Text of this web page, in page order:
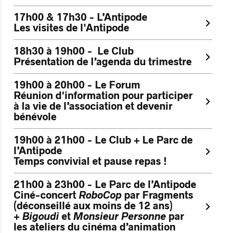
17h00 & 17h30 - L’Antipode
Les visites de l'Antipode
18h30 à 19h00 - Le Club
Présentation de l’agenda du trimestre
19h00 à 20h00 - Le Forum
Réunion d'information pour participer
à la vie de l’association et devenir
bénévole
19h00 à 21h00 - Le Club + Le Parc de
l’Antipode
Temps convivial et pause repas !
21h00 à 23h00 - Le Parc de l’Antipode
Ciné-concert RoboCop par Fragments
(déconseillé aux moins de 12 ans)
+ Bigoudiet Monsieur Personne par
les ateliers du cinéma d’animation